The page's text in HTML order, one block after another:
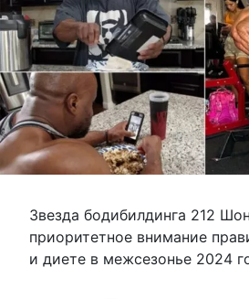
Звезда бодибилдинга 212
приоритетное внимание
и диете в межсезонье 2024